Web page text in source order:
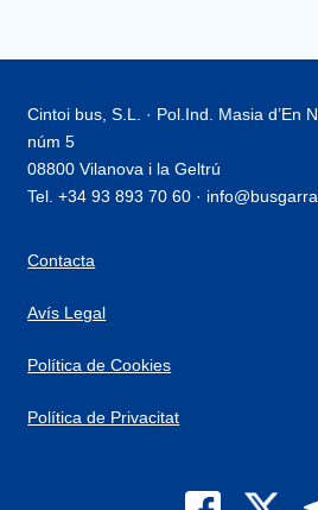
Cintoi bus, S.L. · Pol.Ind. Masia d’En
núm 5
08800 Vilanova i la Geltrú
Tel. +34 93 893 70 60 ·
Contacta
Avís Legal
Política de Cookies
Política de Privacitat